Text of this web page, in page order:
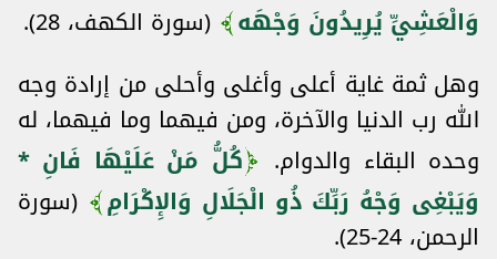
وَالْعَشِيِّ يُرِيدُونَ وَجْهَه
(سورة الكهف، 28).
وهل ثمة غاية أعلى وأغلى وأحلى من إرادة وجه
الله رب الدنيا والآخرة، ومن فيهما وما فيهما، له
وحده البقاء والدوام.
كُلُّ مَنْ عَلَيْهَا فَانِ *
وَيَبْغِى وَجْهُ رَبِّكَ ذُو الْجَلَالِ وَالإِكْرَامِ
(سورة
الرحمن، 24-25).